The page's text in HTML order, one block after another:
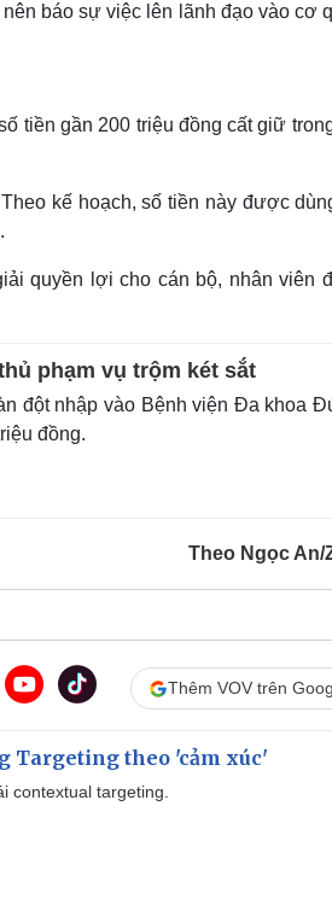
báo sự việc lên lãnh đạo vào cơ
tiền gần 200 triệu đồng cất giữ
kế hoạch, số tiền này được
quyền lợi cho cán bộ, nhân viên
phạm vụ trộm két sắt
đột nhập vào Bệnh viện Đa khoa
đồng.
Theo Ngọc An/
Thêm VOV trên
Targeting theo 'cảm xúc'
contextual targeting.